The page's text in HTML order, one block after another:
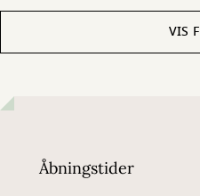
VIS
Åbningstider